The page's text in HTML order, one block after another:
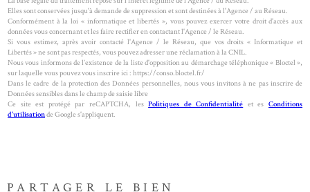
Elles sont conservées jusqu'à demande de suppression et sont destinées à l'Agence / au Réseau.
Conformément à la loi « informatique et libertés », vous pouvez exercer votre droit d'accès aux
données vous concernant et les faire rectifier en contactant l'Agence / le Réseau.
Si vous estimez, après avoir contacté l'Agence / le Réseau, que vos droits « Informatique et
Libertés » ne sont pas respectés, vous pouvez adresser une réclamation à la CNIL.
Nous vous informons de l’existence de la liste d'opposition au démarchage téléphonique « Bloctel »,
sur laquelle vous pouvez vous inscrire ici : https://conso.bloctel.fr/
Dans le cadre de la protection des Données personnelles, nous vous invitons à ne pas inscrire de
Données sensibles dans le champ de saisie libre
Ce site est protégé par reCAPTCHA, lesPolitiques de Confidentialité et esConditions
d'utilisationde Google s'appliquent.
PARTAGER LE BIEN